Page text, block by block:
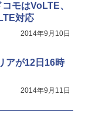
モはVoLTE、
対応
2014年9月10日
アが12日16時
2014年9月11日